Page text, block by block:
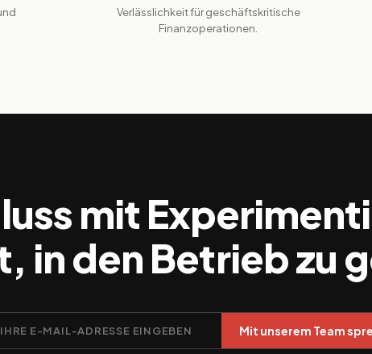
Verlässlichkeit für geschäftskritische
Finanzoperationen.
mit
in den Betrieb zu
Mit unserem Team